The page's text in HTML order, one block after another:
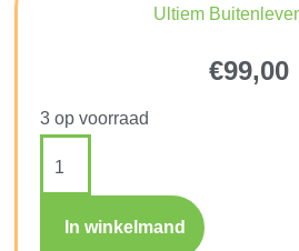
Ultiem
€99,00
3 op voorraad
In winkelmand